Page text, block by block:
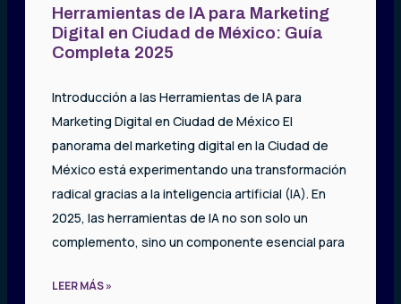
Herramientas de IA para Marketing
Digital en Ciudad de México: Guía
Completa 2025
Introducción a las Herramientas de IA para
Marketing Digital en Ciudad de México El
panorama del marketing digital en la Ciudad de
México está experimentando una transformación
radical gracias a la inteligencia artificial (IA). En
2025, las herramientas de IA no son solo un
complemento, sino un componente esencial para
LEER MÁS »